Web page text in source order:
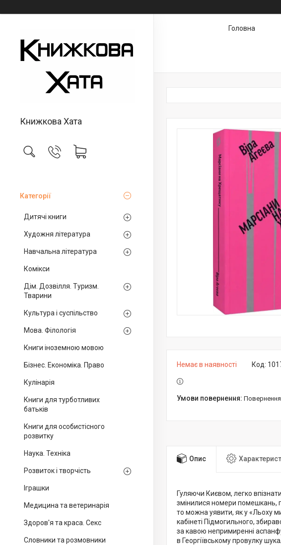
Книжкова Хата
Категорії
Дитячі книги
Художня література
Навчальна література
Комікси
Дім. Дозвілля. Туризм.
Тварини
Культура і суспільство
Мова. Філологія
Книги іноземною мовою
Бізнес. Економіка. Право
Кулінарія
Книги для турботливих
батьків
Книги для особистісного
розвитку
Наука. Техніка
Розвиток і творчість
Іграшки
Медицина та ветеринарія
Здоров'я та краса. Секс
Словники та розмовники
Головна
Немає в наявності Код:
Опис
Гуляючи Києвом, легко
змінилися номери помешкань,
то можна уявити, як у «Льоху
кабінеті Підмогильного,
за кавою непримиренні
в Георгіївському провулку